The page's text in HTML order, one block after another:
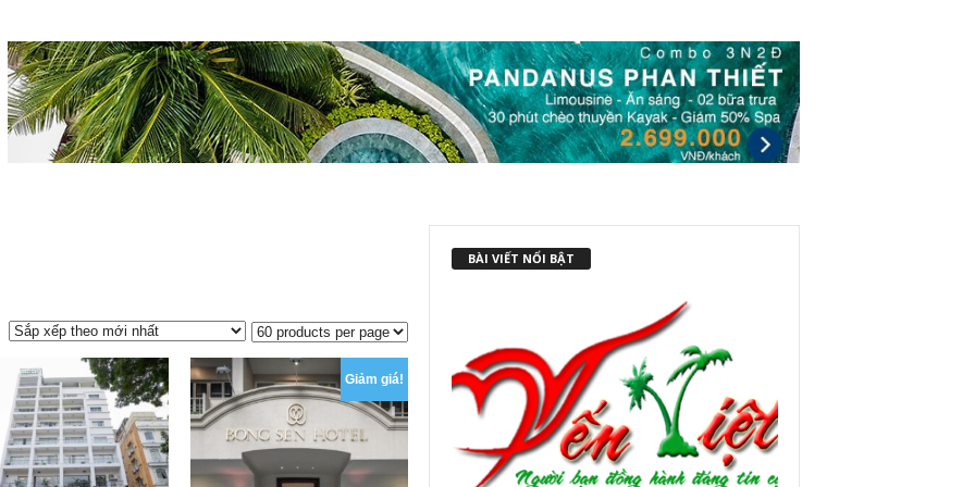
Giảm giá!
BÀI VIẾT NỔI BẬT